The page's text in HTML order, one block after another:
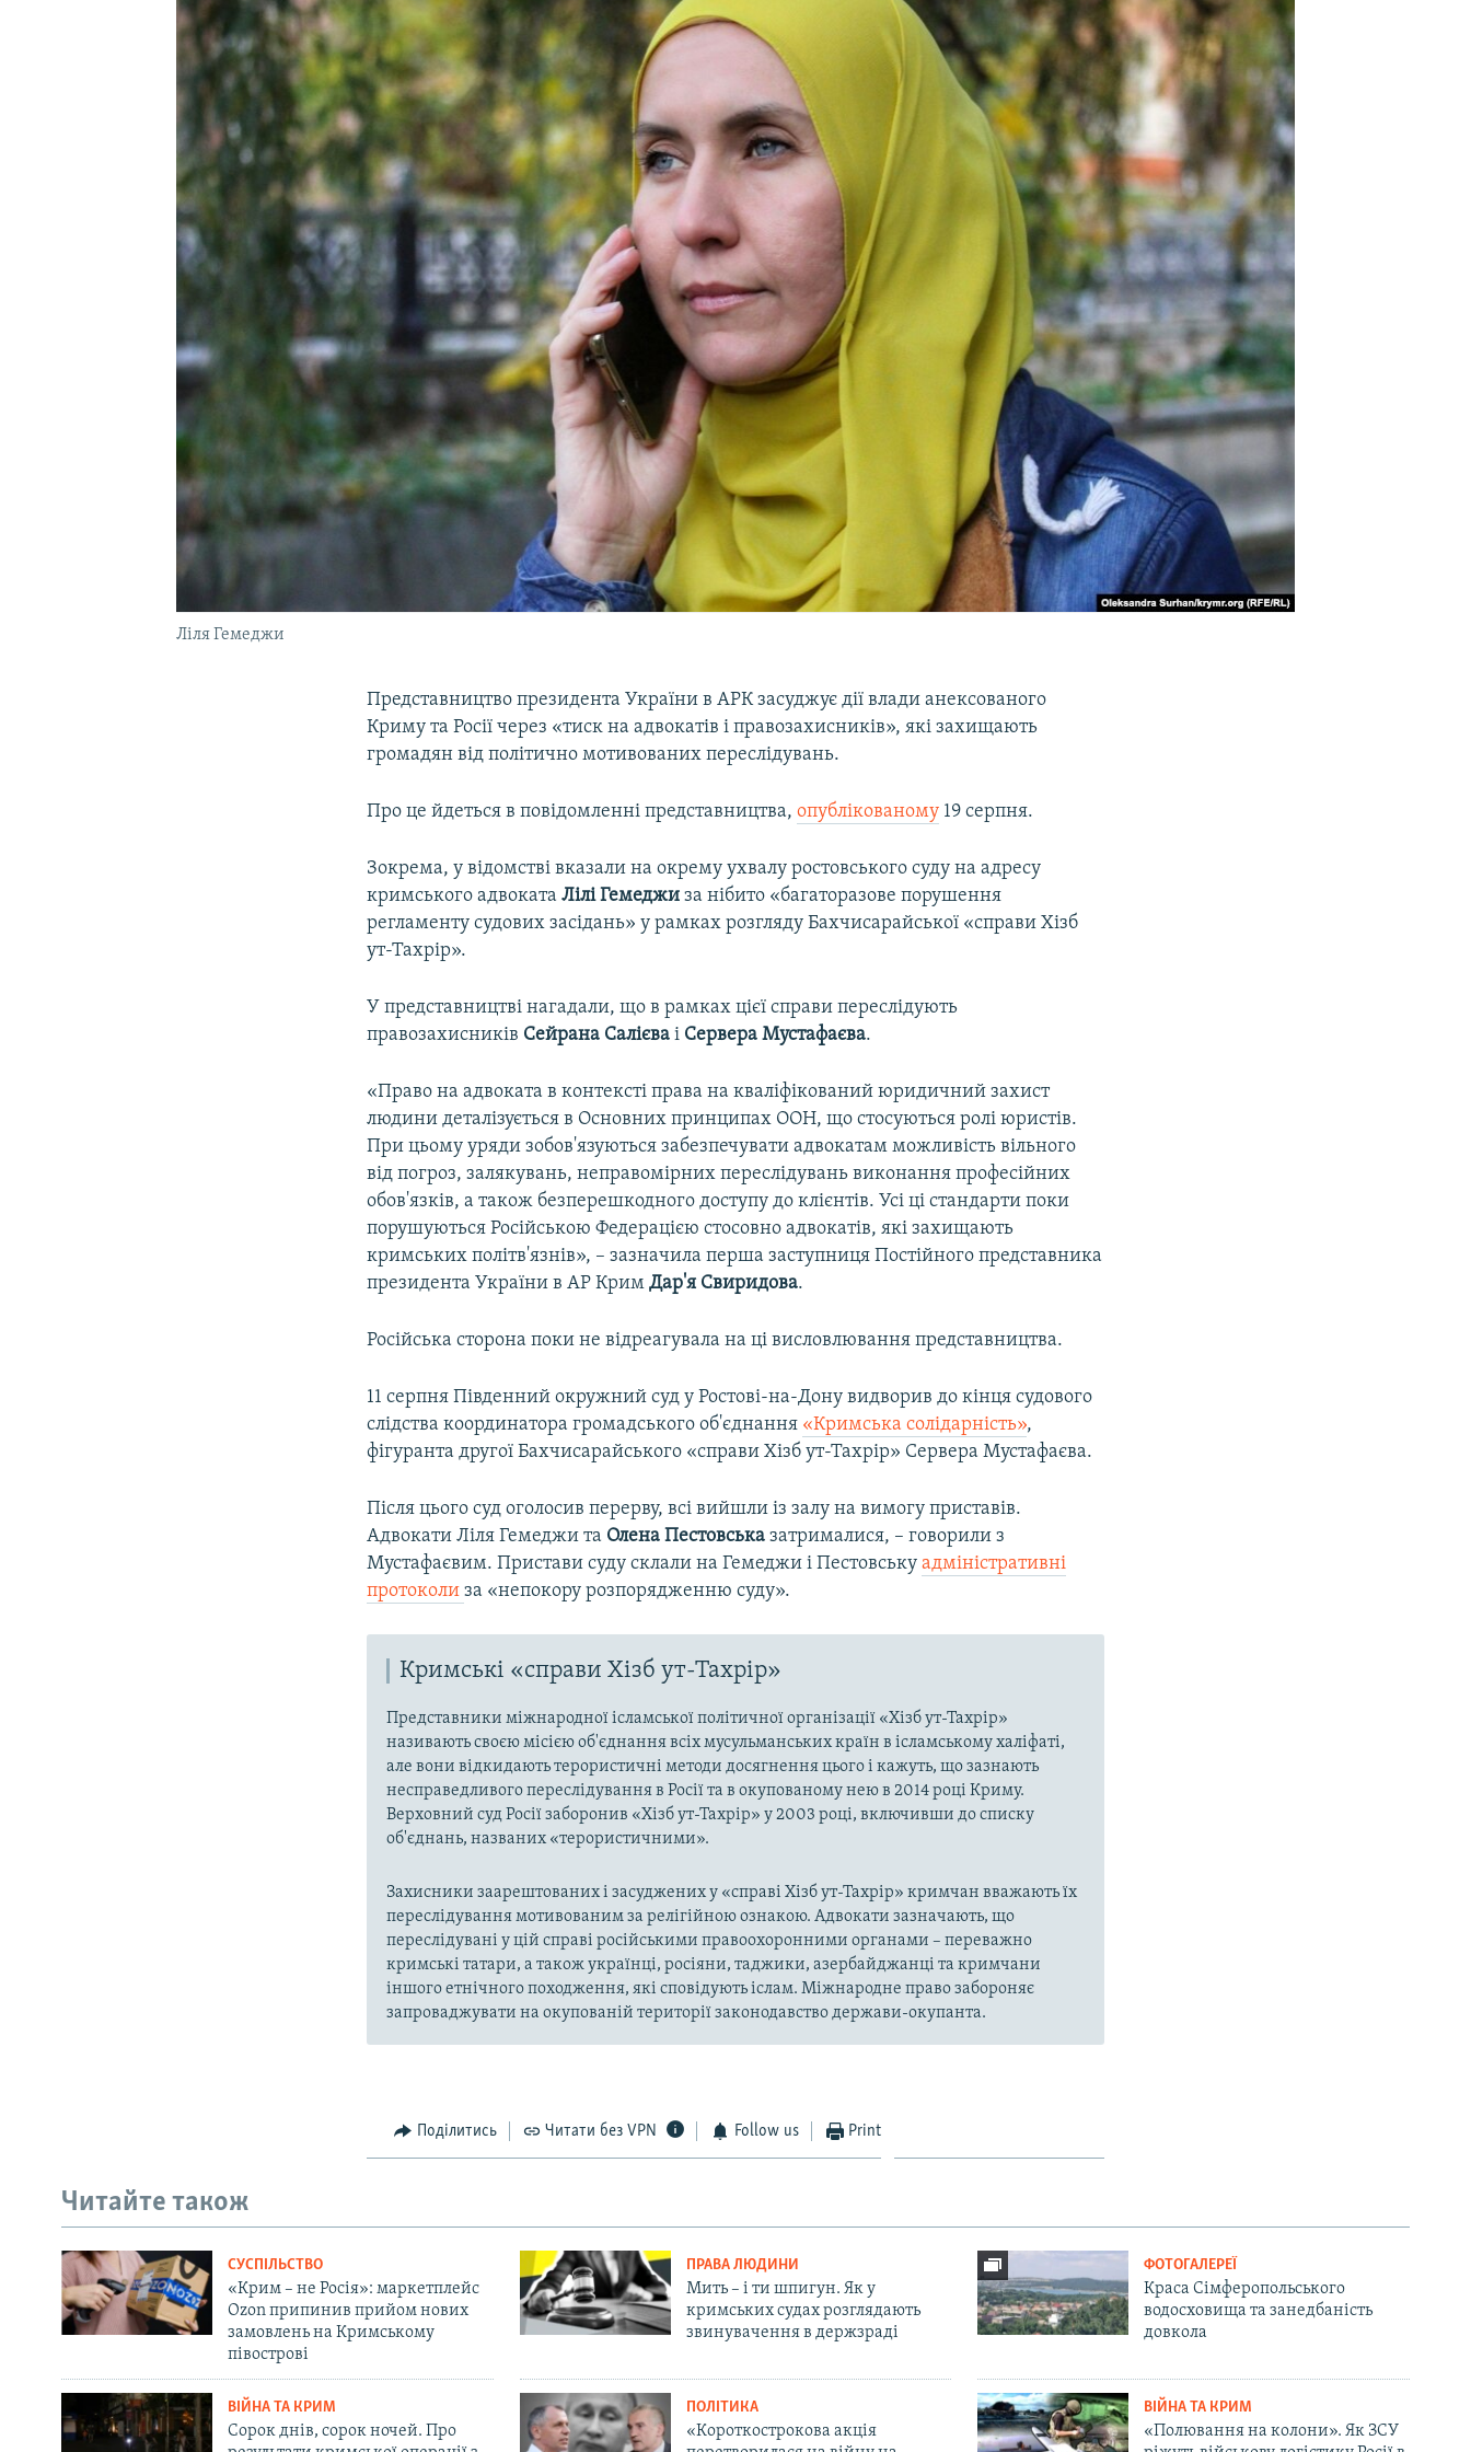
УКРАЇНСЬКА ПРОБЛЕМА КРИМУ
Ліля Гемеджи
Представництво президента України в АРК засуджує дії влади анексованого
Криму та Росії через «тиск на адвокатів і правозахисників», які захищають
громадян від політично мотивованих переслідувань.
Про це йдеться в повідомленні представництва,опублікованому 19 серпня.
Зокрема, у відомстві вказали на окрему ухвалу ростовського суду на адресу
кримського адвокатаЛілі Гемеджи за нібито «багаторазове порушення
регламенту судових засідань» у рамках розгляду Бахчисарайської «справи Хізб
ут-Тахрір».
У представництві нагадали, що в рамках цієї справи переслідують
правозахисників Сейрана Салієваі Сервера Мустафаєва.
«Право на адвоката в контексті права на кваліфікований юридичний захист
людини деталізується в Основних принципах ООН, що стосуються ролі юристів.
При цьому уряди зобов'язуються забезпечувати адвокатам можливість вільного
від погроз, залякувань, неправомірних переслідувань виконання професійних
обов'язків, а також безперешкодного доступу до клієнтів. Усі ці стандарти поки
порушуються Російською Федерацією стосовно адвокатів, які захищають
кримських політв'язнів», – зазначила перша заступниця Постійного представника
президента України в АР КримДар'я Свиридова.
Російська сторона поки не відреагувала на ці висловлювання представництва.
11 серпня Південний окружний суд у Ростові-на-Дону видворив до кінця судового
слідства координатора громадського об'єднання «Кримська солідарність»,
фігуранта другої Бахчисарайського «справи Хізб ут-Тахрір» Сервера Мустафаєва.
Після цього суд оголосив перерву, всі вийшли із залу на вимогу приставів.
Адвокати Ліля Гемеджи та Олена Пестовськазатрималися, – говорили з
Мустафаєвим. Пристави суду склали на Гемеджи і Пестовськуадміністративні
протоколиза «непокору розпорядженню суду».​
Кримські «справи Хізб ут-Тахрір»
Представники міжнародної ісламської політичної організації «Хізб ут-Тахрір»
називають своєю місією об'єднання всіх мусульманських країн в ісламському халіфаті,
але вони відкидають терористичні методи досягнення цього і кажуть, що зазнають
несправедливого переслідування в Росії та в окупованому нею в 2014 році Криму.
Верховний суд Росії заборонив «Хізб ут-Тахрір» у 2003 році, включивши до списку
об'єднань, названих «терористичними».
Захисники заарештованих і засуджених у «справі Хізб ут-Тахрір» кримчан вважають їх
переслідування мотивованим за релігійною ознакою. Адвокати зазначають, що
переслідувані у цій справі російськими правоохоронними органами – переважно
кримські татари, а також українці, росіяни, таджики, азербайджанці та кримчани
іншого етнічного походження, які сповідують іслам. Міжнародне право забороняє
запроваджувати на окупованій території законодавство держави-окупанта.
Поділитись Читати без VPN Follow us Print
Читайте також
СУСПІЛЬСТВО
«Крим – не Росія»: маркетплейс
Ozon припинив прийом нових
замовлень на Кримському
півострові
ПРАВА ЛЮДИНИ
Мить – і ти шпигун. Як у
кримських судах розглядають
звинувачення в держзраді
ФОТОГАЛЕРЕЇ
Краса Сімферопольського
водосховища та занедбаність
довкола
ВІЙНА ТА КРИМ
Сорок днів, сорок ночей. Про
ПОЛІТИКА
«Короткострокова акція
ВІЙНА ТА КРИМ
«Полювання на колони». Як ЗСУ